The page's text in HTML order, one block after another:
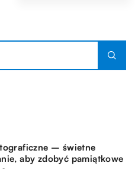
– świetne
aby zdobyć pamiątkowe